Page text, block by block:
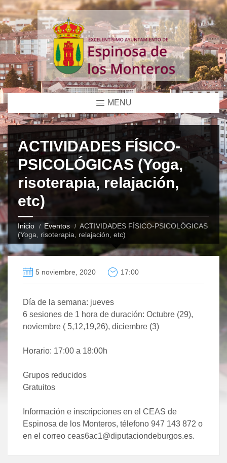
MENU
ACTIVIDADES FÍSICO-
PSICOLÓGICAS (Yoga,
risoterapia, relajación,
etc)
Inicio Eventos
ACTIVIDADES FÍSICO-PSICOLÓGICAS
(Yoga, risoterapia, relajación, etc)
5 noviembre, 2020 17:00
Día de la semana: jueves
6 sesiones de 1 hora de duración: Octubre (29),
noviembre ( 5,12,19,26), diciembre (3)
Horario: 17:00 a 18:00h
Grupos reducidos
Gratuitos
Información e inscripciones en el CEAS de
Espinosa de los Monteros, télefono 947 143 872 o
en el correo ceas6ac1@diputaciondeburgos.es.